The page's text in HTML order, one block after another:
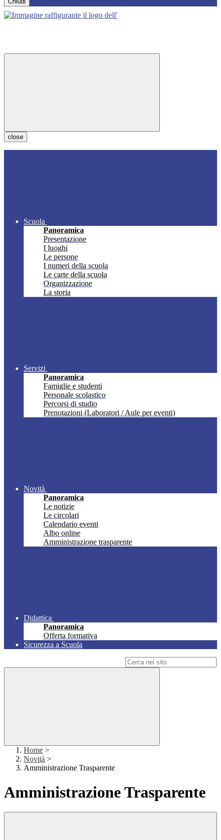
close
Scuola
Panoramica
Presentazione
I luoghi
Le persone
I numeri della scuola
Le carte della scuola
Organizzazione
La storia
Servizi
Panoramica
Famiglie e studenti
Personale scolastico
Percorsi di studio
Prenotazioni (Laboratori / Aule per eventi)
Novità
Panoramica
Le notizie
Le circolari
Calendario eventi
Albo online
Amministrazione trasparente
Didattica
Panoramica
Offerta formativa
Sicurezza a Scuola
Home >
Novità >
Amministrazione Trasparente
Amministrazione Trasparente